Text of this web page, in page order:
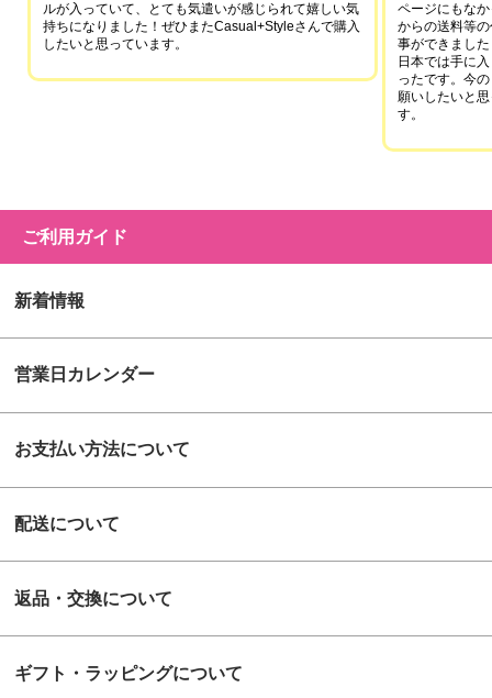
ルが入っていて、とても気遣いが感じられて嬉しい気
持ちになりました！ぜひまたCasual+Styleさんで購入
したいと思っています。
ページにもな
からの送料等
事ができました
日本では手に
ったです。今
願いしたいと
す。
ご利用ガイド
新着情報
営業日カレンダー
お支払い方法について
配送について
返品・交換について
ギフト・ラッピングについて